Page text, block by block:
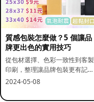
質感包裝怎麼做？5 個讓品
牌更出色的實用技巧
從包材選擇、色彩一致性到客製
印刷，整理讓品牌包裝更有記憶
點的實用做法。
2024-05-08